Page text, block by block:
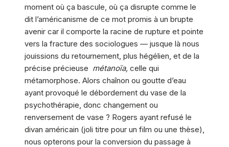
moment où ça bascule, où ça disrupte comme le
dit l’américanisme de ce mot promis à un brupte
avenir car il comporte la racine de rupture et pointe
vers la fracture des sociologues — jusque là nous
jouissions du retournement, plus hégélien, et de la
précise précieuse métanoïa, celle qui
métamorphose. Alors chaînon ou goutte d’eau
ayant provoqué le débordement du vase de la
psychothérapie, donc changement ou
renversement de vase ? Rogers ayant refusé le
divan américain (joli titre pour un film ou une thèse),
nous opterons pour la conversion du passage à